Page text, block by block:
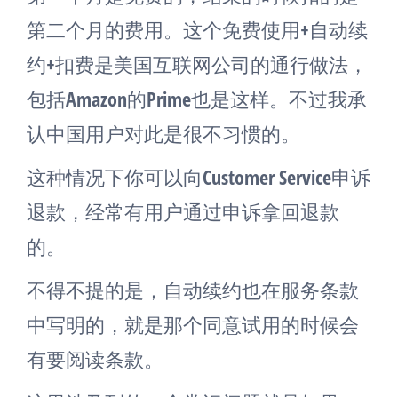
第二个月的费用。这个免费使用+自动续
约+扣费是美国互联网公司的通行做法，
包括Amazon的Prime也是这样。不过我承
认中国用户对此是很不习惯的。
这种情况下你可以向Customer Service申诉
退款，经常有用户通过申诉拿回退款
的。
不得不提的是，自动续约也在服务条款
中写明的，就是那个同意试用的时候会
有要阅读条款。